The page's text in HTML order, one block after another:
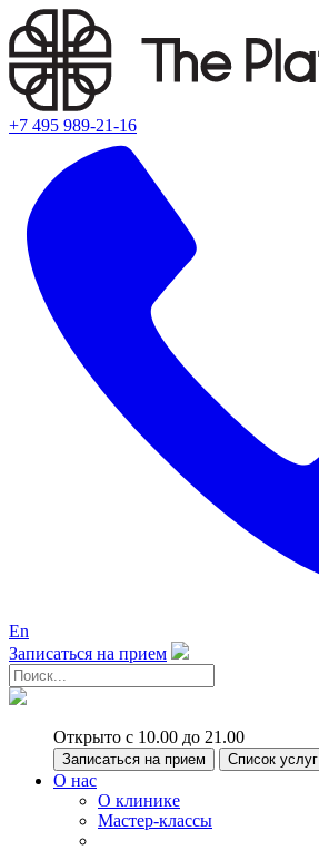
+7 495 989-21-16
En
Записаться на прием
Открыто с 10.00 до 21.00
Записаться на прием Список услуг
О нас
О клинике
Мастер-классы